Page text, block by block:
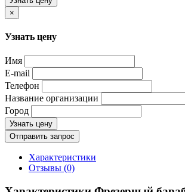
×
Узнать цену
Имя
E-mail
Телефон
Название организации
Город
Узнать цену
Отправить запрос
Характеристики
Отзывы (0)